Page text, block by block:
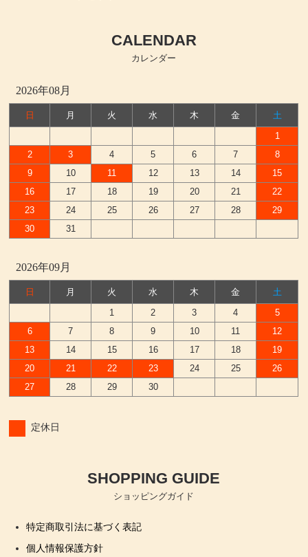
CALENDAR
カレンダー
2026年08月
日 月 火 水 木 金
土
1
2
3 4 5 6 7
8
9
10 11 12 13 14
15
16
17 18 19 20 21
22
23
24 25 26 27 28
29
30
31
2026年09月
日 月 火 水 木 金
土
1
2 3 4
5
6
7 8 9 10 11
12
13
14 15 16 17 18
19
20
21 22 23 24 25
26
27
28 29 30
定休日
SHOPPING GUIDE
ショッピングガイド
特定商取引法に基づく表記
個人情報保護方針